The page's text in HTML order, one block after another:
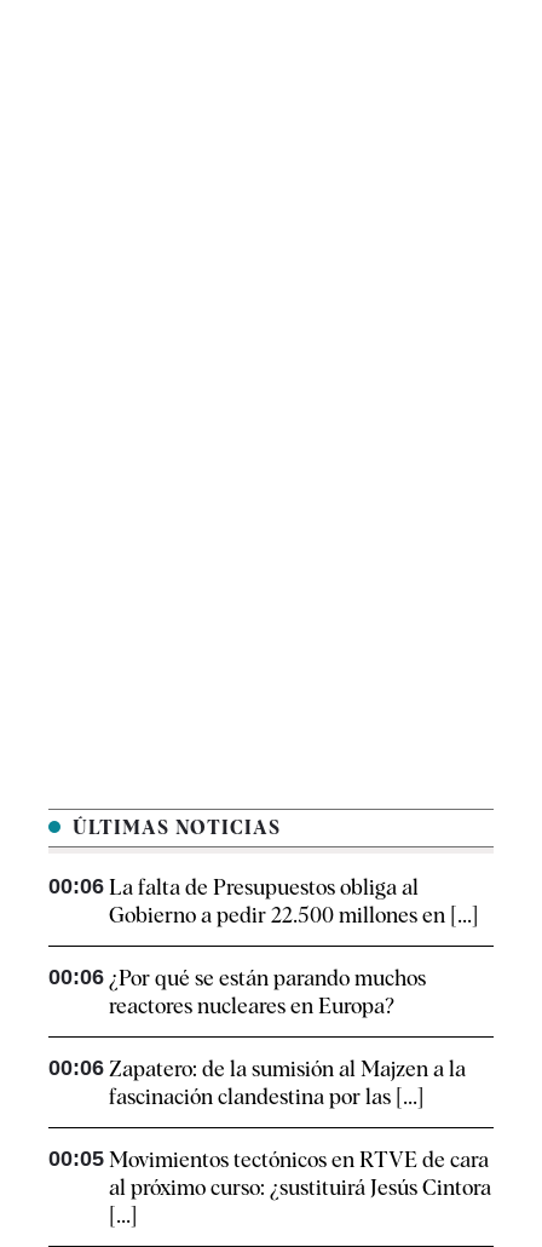
ÚLTIMAS NOTICIAS
00:06 La falta de Presupuestos obliga al
Gobierno a pedir 22.500 millones en [...]
00:06 ¿Por qué se están parando muchos
reactores nucleares en Europa?
00:06 Zapatero: de la sumisión al Majzen a la
fascinación clandestina por las [...]
00:05 Movimientos tectónicos en RTVE de cara
al próximo curso: ¿sustituirá Jesús Cintora
[...]